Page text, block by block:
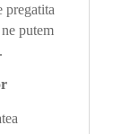
pregatita
putem